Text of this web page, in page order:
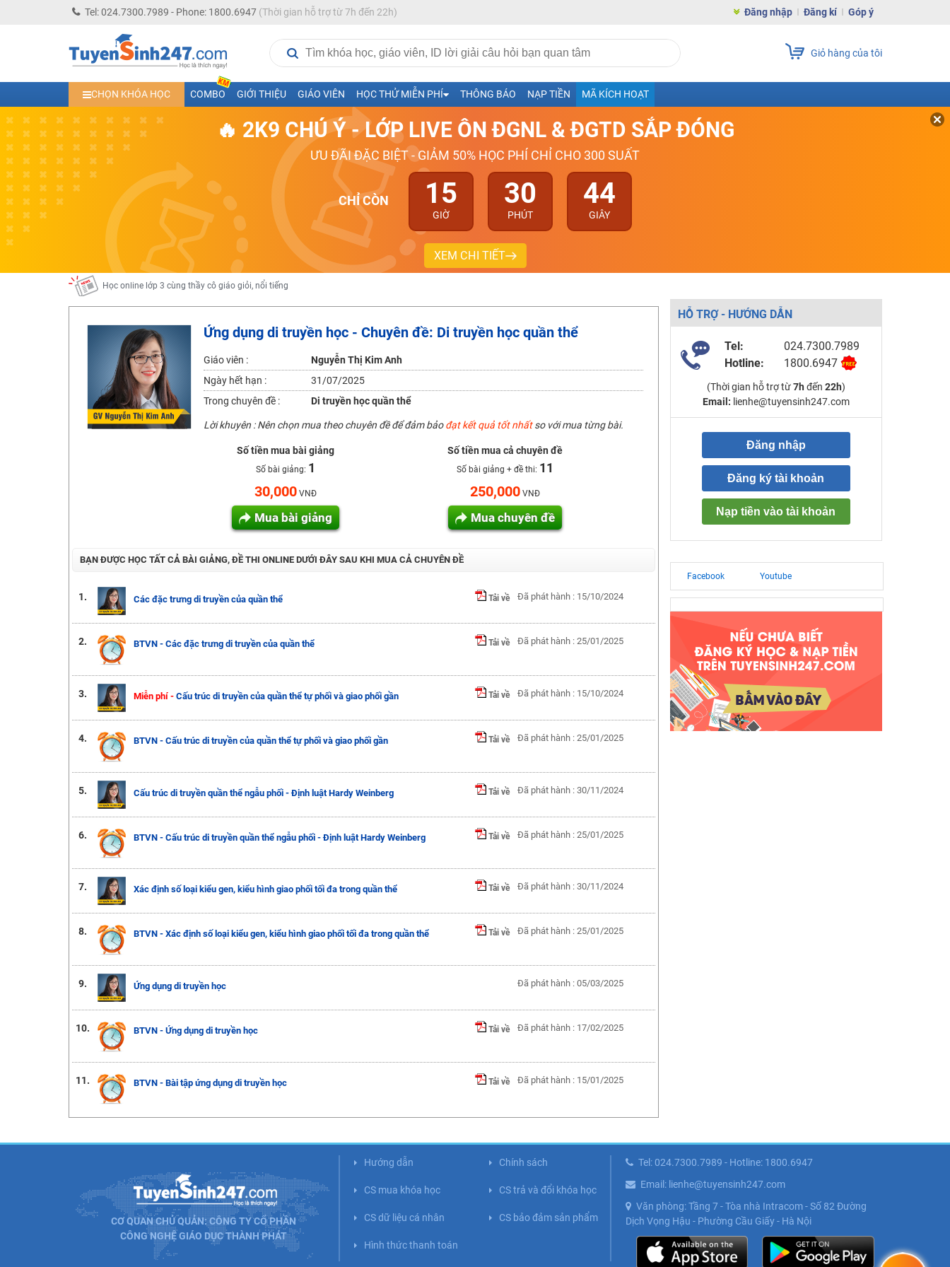
Tel: 024.7300.7989 - Phone: 1800.6947(Thời gian hỗ trợ từ 7h đến 22h) Đăng nhập Đăng kí Góp ý
Giỏ hàng của tôi
CHỌN KHÓA HỌC COMBO GIỚI THIỆU GIÁO VIÊN HỌC THỬ MIỄN PHÍ THÔNG BÁO NẠP TIỀN MÃ KÍCH HOẠT
🔥 2K9 CHÚ Ý - LỚP LIVE ÔN ĐGNL & ĐGTD SẮP ĐÓNG
ƯU ĐÃI ĐẶC BIỆT - GIẢM 50% HỌC PHÍ CHỈ CHO 300 SUẤT
CHỈ CÒN 15
GIỜ
30
PHÚT
44
GIÂY
XEM CHI TIẾT
Học trực tuyến lớp 10 các môn Toán - Lý - Hóa - Văn - Anh- Sinh-Sử-Địa cùng Thầy Cô giỏi, nổi tiếng
Học online trực tuyến cấp Tiểu học và THCS năm học 2026-2027
Học online lớp 5 cùng thầy cô giáo giỏi, nổi tiếng
Học online lớp 7 cùng thầy cô giáo giỏi
Học online lớp 6 cùng thầy cô giỏi, nổi tiếng
Học online lớp 8 cùng thầy cô giáo giỏi
2K13! Bứt Phá Lớp 5 Năm Học 2023 - 2024
Học online lớp 4 cùng thầy cô giáo giỏi, nổi tiếng
Học online lớp 3 cùng thầy cô giáo giỏi, nổi tiếng
Học online lớp 2 với thầy cô giáo giỏi, nổi tiếng
2K6! Lộ Trình Sun 2024 - Ba bước luyện thi TN THPT - ĐH ít nhất 25 điểm
Hot! Lễ hội đồng giá 449K - 499K toàn bộ khoá học tại Tuyensinh247 (Từ 16-18/07/2025)
Khuyến Mãi Khoá Học 1K Chỉ Từ 11-13/09/2024
Đồng giá khóa học 499K - 399K (13/11-15/11)
Khai giảng các khóa lớp 9 Toán - Lý - Hóa - Văn - Anh năm 2018
Luyện thi vào lớp 10 môn Toán, Văn, Hóa, Anh, Lý với giáo viên giỏi và nổi tiếng
Ứng dụng di truyền học - Chuyên đề: Di truyền học quần thể
Giáo viên :
Nguyễn Thị Kim Anh
Ngày hết hạn :
31/07/2025
Trong chuyên đề :
Di truyền học quần thể
Lời khuyên : Nên chọn mua theo chuyên đề để đảm bảođạt kết quả tốt nhấtso với mua từng bài.
Số tiền mua bài giảng
Số bài giảng: 1
30,000VNĐ
Mua bài giảng
Số tiền mua cả chuyên đề
Số bài giảng + đề thi: 11
250,000 VNĐ
Mua chuyên đề
BẠN ĐƯỢC HỌC TẤT CẢ BÀI GIẢNG, ĐỀ THI ONLINE DƯỚI ĐÂY SAU KHI MUA CẢ CHUYÊN ĐỀ
1. Các đặc trưng di truyền của quần thể Tải về Đã phát hành : 15/10/2024
2. BTVN - Các đặc trưng di truyền của quần thể Tải về Đã phát hành : 25/01/2025
3. Miễn phí - Cấu trúc di truyền của quần thể tự phối và giao phối gần Tải về Đã phát hành : 15/10/2024
4. BTVN - Cấu trúc di truyền của quần thể tự phối và giao phối gần Tải về Đã phát hành : 25/01/2025
5. Cấu trúc di truyền quần thể ngẫu phối - Định luật Hardy Weinberg Tải về Đã phát hành : 30/11/2024
6. BTVN - Cấu trúc di truyền quần thể ngẫu phối - Định luật Hardy Weinberg Tải về Đã phát hành : 25/01/2025
7. Xác định số loại kiểu gen, kiểu hình giao phối tối đa trong quần thể Tải về Đã phát hành : 30/11/2024
8. BTVN - Xác định số loại kiểu gen, kiểu hình giao phối tối đa trong quần thể Tải về Đã phát hành : 25/01/2025
9. Ứng dụng di truyền học Đã phát hành : 05/03/2025
10. BTVN - Ứng dụng di truyền học Tải về Đã phát hành : 17/02/2025
11. BTVN - Bài tập ứng dụng di truyền học Tải về Đã phát hành : 15/01/2025
HỖ TRỢ - HƯỚNG DẪN
Tel:
024.7300.7989
Hotline:
1800.6947
(Thời gian hỗ trợ từ7h đến 22h)
Email: lienhe@tuyensinh247.com
Đăng nhập
Đăng ký tài khoản
Nạp tiền vào tài khoản
Facebook Youtube
CƠ QUAN CHỦ QUẢN: CÔNG TY CỔ PHẦN
CÔNG NGHỆ GIÁO DỤC THÀNH PHÁT
Hướng dẫn Chính sách
CS mua khóa học CS trả và đổi khóa học
CS dữ liệu cá nhân CS bảo đảm sản phẩm
Hình thức thanh toán
Tel: 024.7300.7989 - Hotline: 1800.6947
Email: lienhe@tuyensinh247.com
Văn phòng: Tầng 7 - Tòa nhà Intracom - Số 82 Đường
Dịch Vọng Hậu - Phường Cầu Giấy - Hà Nội